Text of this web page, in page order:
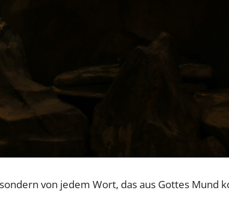
von jedem Wort, das aus Gottes Mund